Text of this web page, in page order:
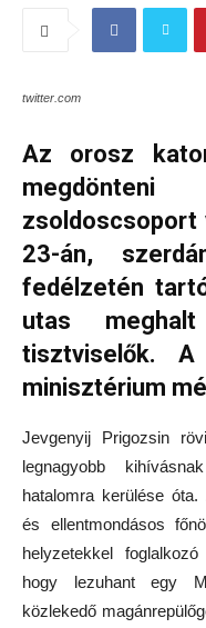
twitter.com
Az orosz
zsoldoscsoport
23-án,
fedélzetén
utas
tisztviselők.
minisztérium
Jevgenyij Prigozsin
legnagyobb
hatalomra kerülése
és ellentmondásos
helyzetekkel
hogy lezuhant egy
közlekedő